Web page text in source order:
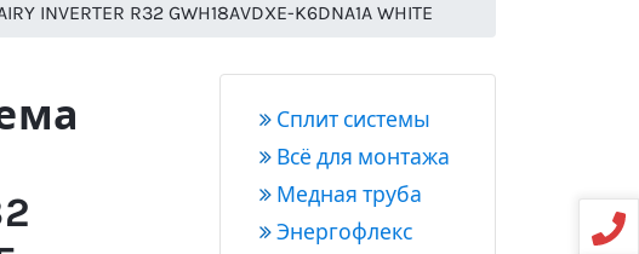
INVERTER R32 GWH18AVDXE-K6DNA1A WHITE
Сплит системы
Всё для монтажа
Медная труба
Энергофлекс